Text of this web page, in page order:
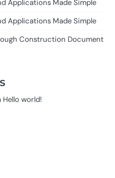
Applications Made Simple
Applications Made Simple
Construction Document
Hello world!